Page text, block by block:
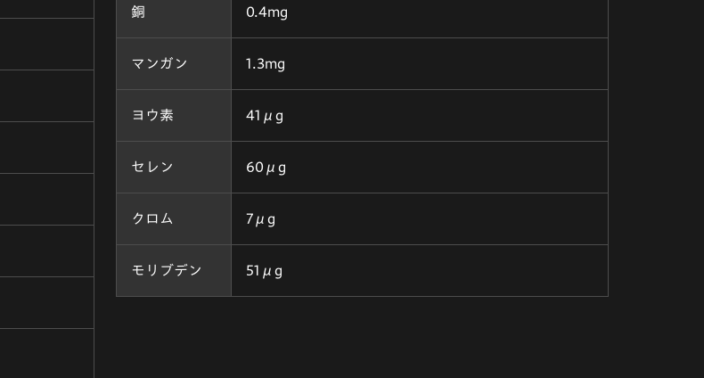
銅 0.4mg
マンガン 1.3mg
ヨウ素 41μg
セレン 60μg
クロム 7μg
モリブデン 51μg